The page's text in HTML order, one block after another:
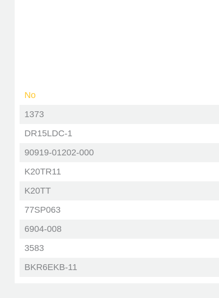
No
1373
DR15LDC-1
90919-01202-000
K20TR11
K20TT
77SP063
6904-008
3583
BKR6EKB-11